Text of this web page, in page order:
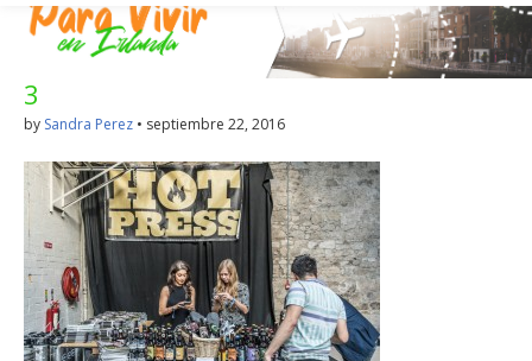
Irlanda – Trabajo
en Irlanda –
Alojamiento en
Irlanda
Blog dedicado a los que viven, estudian y trabajan en
Irlanda!
3
by Sandra Perez • septiembre 22, 2016